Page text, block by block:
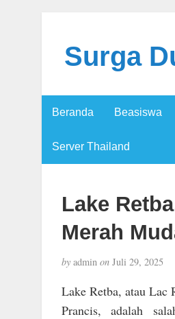
Surga
Beranda Beasiswa
Server Thailand
Lake
Merah
byadmin onJuli 29, 2025
Lake Retba, atau Lac
Prancis, adalah